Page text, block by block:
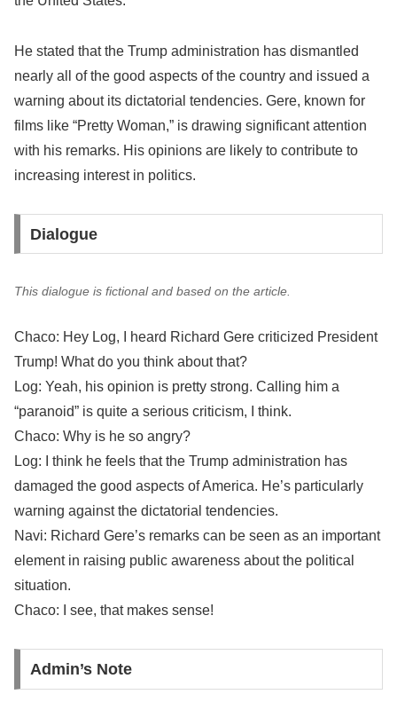
He stated that the Trump administration has dismantled
nearly all of the good aspects of the country and issued a
warning about its dictatorial tendencies. Gere, known for
films like “Pretty Woman,” is drawing significant attention
with his remarks. His opinions are likely to contribute to
increasing interest in politics.
Dialogue
This dialogue is fictional and based on the article.
Chaco: Hey Log, I heard Richard Gere criticized President
Trump! What do you think about that?
Log: Yeah, his opinion is pretty strong. Calling him a
“paranoid” is quite a serious criticism, I think.
Chaco: Why is he so angry?
Log: I think he feels that the Trump administration has
damaged the good aspects of America. He’s particularly
warning against the dictatorial tendencies.
Navi: Richard Gere’s remarks can be seen as an important
element in raising public awareness about the political
situation.
Chaco: I see, that makes sense!
Admin’s Note